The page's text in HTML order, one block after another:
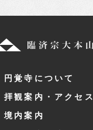
円覚寺について
拝観案内・アクセス
境内案内